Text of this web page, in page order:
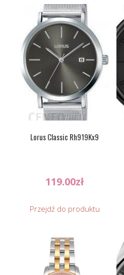
Lorus Classic Rh919Kx9
119.00zł
Przejdź do produktu